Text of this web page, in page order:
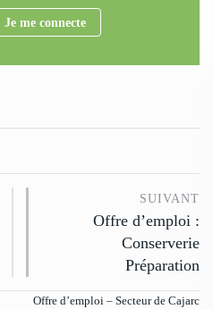
Je me connecte
SUIVANT
Offre d’emploi :
Conserverie
Préparation
Offre d’emploi – Secteur de Cajarc